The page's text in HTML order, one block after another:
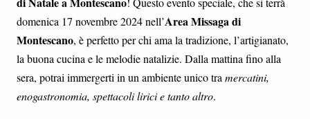
domenica 17 novembre 2024 nell’Area Missaga di
Montescano, è perfetto per chi ama la tradizione, l’artigianato,
la buona cucina e le melodie natalizie. Dalla mattina fino alla
sera, potrai immergerti in un ambiente unico tra mercatini,
enogastronomia, spettacoli lirici e tanto altro.